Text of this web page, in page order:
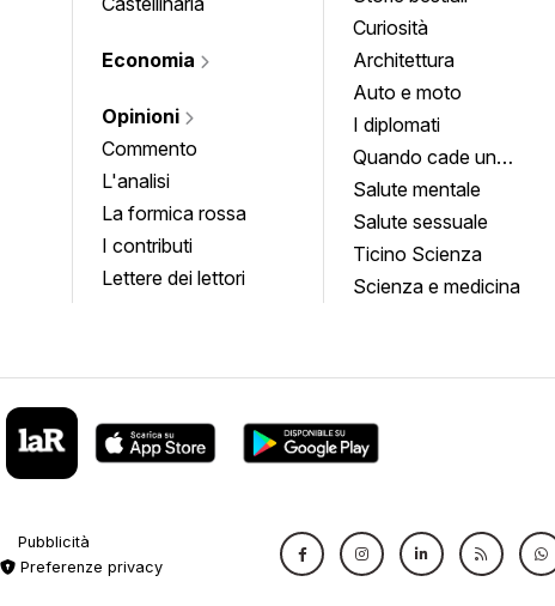
Economia
Opinioni
Commento
L'analisi
La formica rossa
I contributi
Lettere dei lettori
Curiosità
Architettura
Auto e moto
I diplomati
Quando cade un
quadro
Salute mentale
Salute sessuale
Ticino Scienza
Scienza e medicina
Pubblicità
Preferenze privacy